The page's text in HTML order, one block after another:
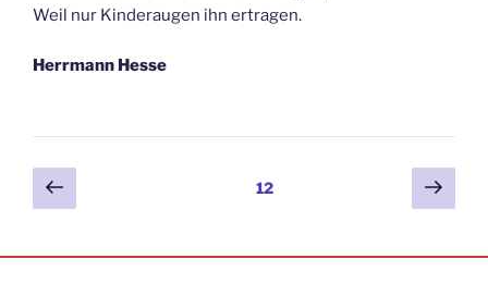
Weil nur Kinderaugen ihn ertragen.
Herrmann Hesse
Seitennummerierung
der
Vorherige
Seite
Seite12